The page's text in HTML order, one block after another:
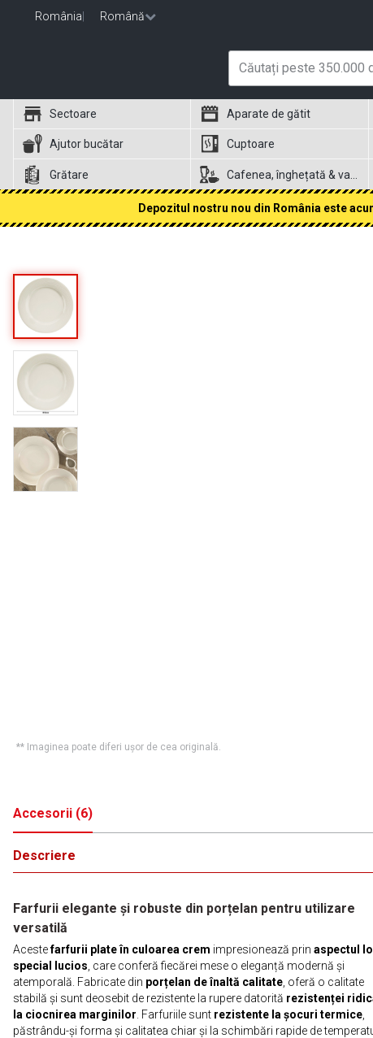
România Română
Sectoare Aparate de gătit
Ajutor bucătar Cuptoare
Grătare
Depozitul nostru nou din România este
** Imaginea poate diferi ușor de cea originală.
Accesorii (6)
Descriere
Farfurii elegante și robuste din porțelan pentru utilizare
versatilă
Acestefarfurii plate în culoarea crem impresionează prin aspectul
special lucios , care conferă fiecărei mese o eleganță modernă și
atemporală. Fabricate din porțelan de înaltă calitate , oferă o calitate
stabilă și sunt deosebit de rezistente la rupere datorită rezistenței
la ciocnirea marginilor . Farfuriile sunt rezistente la șocuri termice
păstrându-și forma și calitatea chiar și la schimbări rapide de